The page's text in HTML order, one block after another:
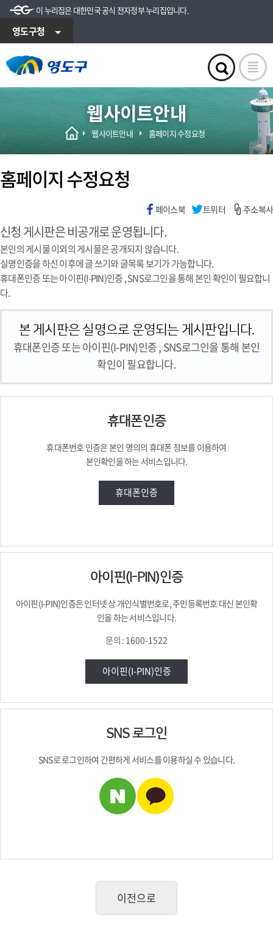
이 누리집은 대한민국 공식 전자정부 누리집입니다.
영도구청
웹사이트안내
웹사이트안내 홈페이지 수정요청
홈페이지 수정요청
페이스북 트위터 주소복사
신청 게시판은 비공개로 운영됩니다.
본인의 게시물 이외의 게시물은 공개되지 않습니다.
실명인증을 하신 이후에 글 쓰기와 글목록 보기가 가능합니다.
휴대폰인증 또는 아이핀(I-PIN)인증 , SNS로그인을 통해 본인 확인이 필요합니
다.
본 게시판은 실명으로 운영되는 게시판입니다.
휴대폰인증 또는 아이핀(I-PIN)인증 , SNS로그인을 통해 본인
확인이 필요합니다.
휴대폰인증
휴대폰번호 인증은본인 명의의 휴대폰 정보를 이용하여
본인확인을 하는 서비스입니다.
휴대폰인증
아이핀(I-PIN)인증
아이핀(I-PIN)인증은 인터넷 상 개인식별번호로, 주민등록번호 대신 본인확
인을 하는 서비스입니다.
문의 : 1600-1522
아이핀(I-PIN)인증
SNS 로그인
SNS로 로그인하여 간편하게 서비스를이용하실 수 있습니다.
이전으로